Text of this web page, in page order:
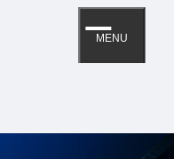
MENU